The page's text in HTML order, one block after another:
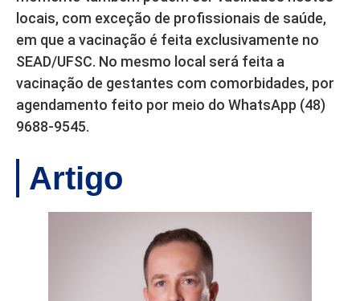
locais, com exceção de profissionais de saúde,
em que a vacinação é feita exclusivamente no
SEAD/UFSC. No mesmo local será feita a
vacinação de gestantes com comorbidades, por
agendamento feito por meio do WhatsApp (48)
9688-9545.
Artigo